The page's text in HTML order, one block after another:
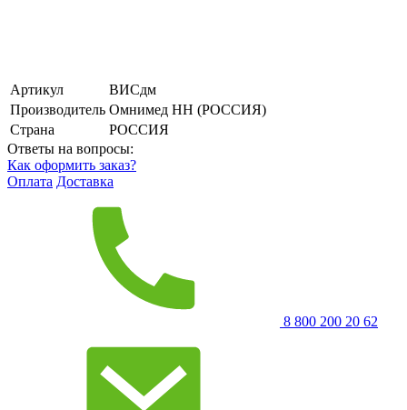
Артикул
ВИСдм
Производитель Омнимед НН (РОССИЯ)
Страна
РОССИЯ
Ответы на вопросы:
Как оформить заказ?
Оплата Доставка
8 800 200 20 62